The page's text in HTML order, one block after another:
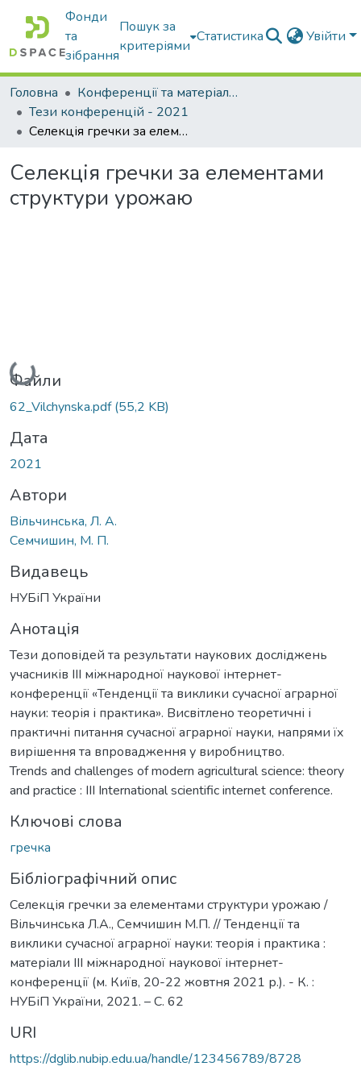
Фонди
та
зібрання
Пошук за
критеріями
Статистика Увійти
Головна
Конференції та матеріали конференцій
Тези конференцій - 2021
Селекція гречки за елементами структури урожаю
Селекція гречки за елементами
структури урожаю
Вантажиться...
Файли
62_Vilchynska.pdf(55,2 KB)
Дата
2021
Автори
Вільчинська, Л. А.
Семчишин, М. П.
Видавець
НУБіП України
Анотація
Тези доповідей та результати наукових досліджень
учасників IIІ міжнародної наукової інтернет-
конференції «Тенденції та виклики сучасної аграрної
науки: теорія і практика». Висвітлено теоретичні і
практичні питання сучасної аграрної науки, напрями їх
вирішення та впровадження у виробництво.
Trends and challenges of modern agricultural science: theory
and practice : III International scientific internet conference.
Ключові слова
гречка
Бібліографічний опис
Селекція гречки за елементами структури урожаю /
Вільчинська Л.А., Семчишин М.П. // Тенденції та
виклики сучасної аграрної науки: теорія і практика :
матеріали IIІ міжнародної наукової інтернет-
конференції (м. Київ, 20-22 жовтня 2021 р.). - К. :
НУБіП України, 2021. – С. 62
URI
https://dglib.nubip.edu.ua/handle/123456789/8728